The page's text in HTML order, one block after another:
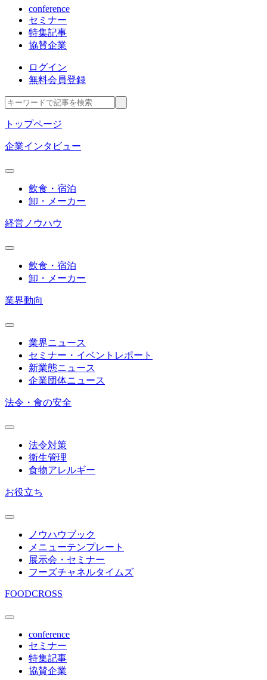
conference
セミナー
特集記事
協賛企業
ログイン
無料会員登録
トップページ
企業インタビュー
飲食・宿泊
卸・メーカー
経営ノウハウ
飲食・宿泊
卸・メーカー
業界動向
業界ニュース
セミナー・イベントレポート
新業態ニュース
企業団体ニュース
法令・食の安全
法令対策
衛生管理
食物アレルギー
お役立ち
ノウハウブック
メニューテンプレート
展示会・セミナー
フーズチャネルタイムズ
FOODCROSS
conference
セミナー
特集記事
協賛企業